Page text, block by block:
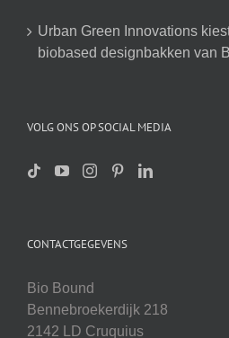
Urban Green Innovations
biobased designbakken van
VOLG ONS OP SOCIAL MEDIA
CONTACTGEGEVENS
Bio Bound
Bennebroekerdijk 218
2142 LD Cruquius